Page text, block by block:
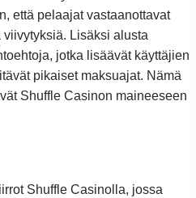
että pelaajat vastaanottavat
Lisäksi alusta
jotka lisäävät käyttäjien
pikaiset maksuajat. Nämä
Shuffle Casinon maineeseen
Shuffle Casinolla, jossa